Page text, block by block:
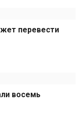
перевести
восемь